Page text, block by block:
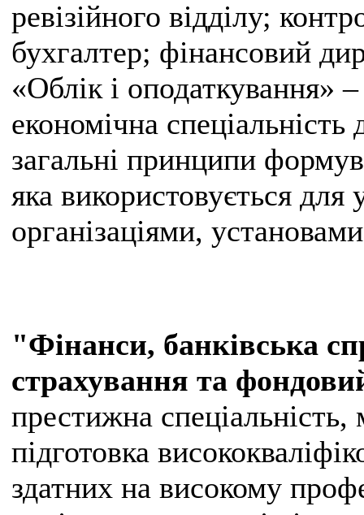
ревізійного відділу;
бухгалтер; фінансовий
«Облік і оподаткування»
економічна
загальні принципи
яка використовується
організаціями,
"Фінанси, банківська
страхування та
престижна спеціальність,
підготовка
здатних на високому